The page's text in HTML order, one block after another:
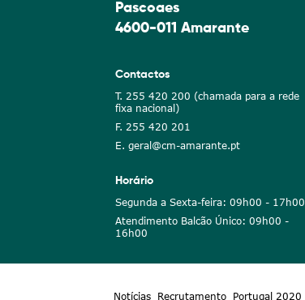
Pascoaes
4600-011 Amarante
Contactos
T. 255 420 200 (chamada para a rede
fixa nacional)
F. 255 420 201
E. geral@cm-amarante.pt
Horário
Segunda a Sexta-feira: 09h00 - 17h00
Atendimento Balcão Único: 09h00 -
16h00
Notícias Recrutamento Portugal 2020